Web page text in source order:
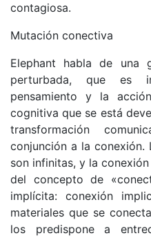
contagiosa.
Mutación conectiva
Elephant habla de una
perturbada, que es
pensamiento y la
cognitiva que se está
transformación
conjunción a la conexión.
son infinitas, y la
del concepto de
implícita: conexión
materiales que se
los predispone a